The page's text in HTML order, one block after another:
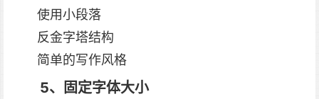
使用小段落
反金字塔结构
简单的写作风格
5、固定字体大小